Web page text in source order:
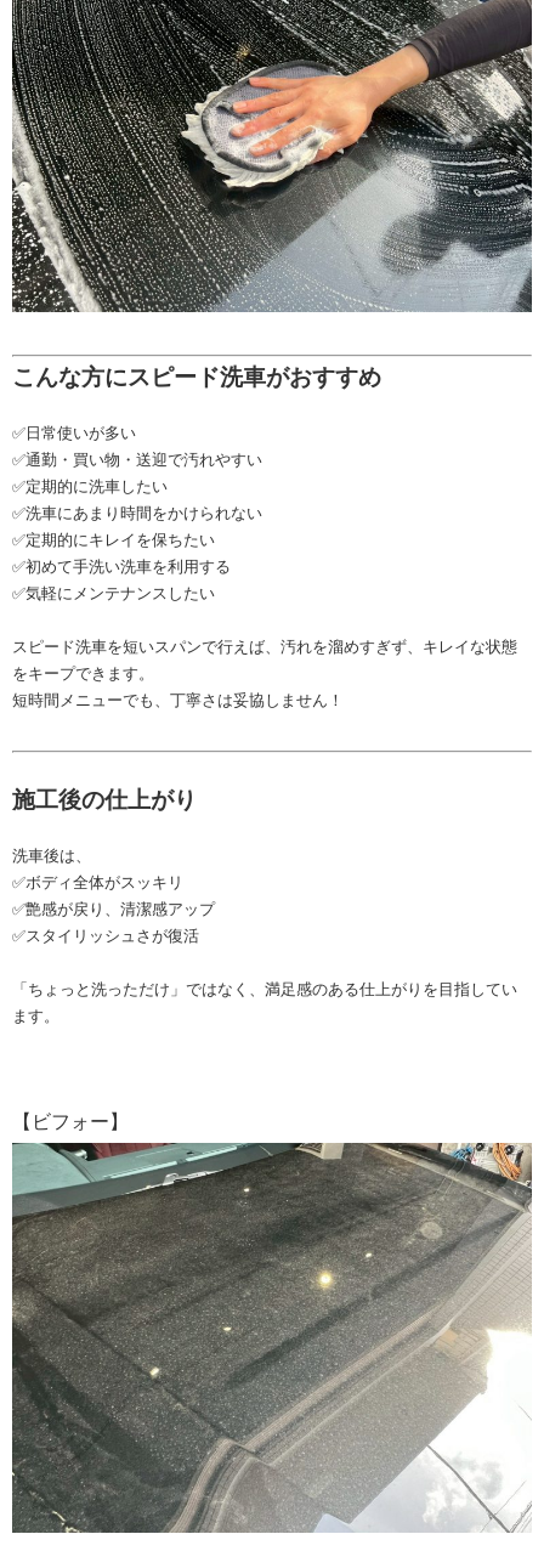
こんな方にスピード洗車がおすすめ
✅日常使いが多い
✅通勤・買い物・送迎で汚れやすい
✅定期的に洗車したい
✅洗車にあまり時間をかけられない
✅定期的にキレイを保ちたい
✅初めて手洗い洗車を利用する
✅気軽にメンテナンスしたい
スピード洗車を短いスパンで行えば、汚れを溜めすぎず、キレイな状態
をキープできます。
短時間メニューでも、丁寧さは妥協しません！
施工後の仕上がり
洗車後は、
✅ボディ全体がスッキリ
✅艶感が戻り、清潔感アップ
✅スタイリッシュさが復活
「ちょっと洗っただけ」ではなく、満足感のある仕上がりを目指してい
ます。
【ビフォー】